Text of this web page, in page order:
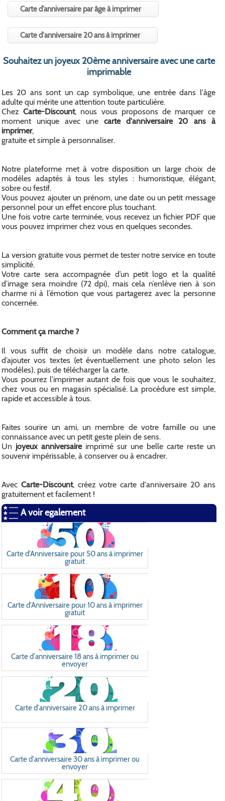
Carte d’anniversaire par âge à imprimer
Carte d'anniversaire 20 ans à imprimer
Souhaitez un joyeux 20ème anniversaire avec une carte
imprimable
Les 20 ans sont un cap symbolique, une entrée dans l'âge
adulte qui mérite une attention toute particulière.
ChezCarte-Discount, nous vous proposons de marquer ce
moment unique avec unecarte d'anniversaire 20 ans à
imprimer,
gratuite et simple à personnaliser.
Notre plateforme met à votre disposition un large choix de
modèles adaptés à tous les styles : humoristique, élégant,
sobre ou festif.
Vous pouvez ajouter un prénom, une date ou un petit message
personnel pour un effet encore plus touchant.
Une fois votre carte terminée, vous recevez un fichier PDF que
vous pouvez imprimer chez vous en quelques secondes.
La version gratuite vous permet de tester notre service en toute
simplicité.
Votre carte sera accompagnée d’un petit logo et la qualité
d’image sera moindre (72 dpi), mais cela n’enlève rien à son
charme ni à l’émotion que vous partagerez avec la personne
concernée.
Comment ça marche ?
Il vous suffit de choisir un modèle dans notre catalogue,
d’ajouter vos textes (et éventuellement une photo selon les
modèles), puis de télécharger la carte.
Vous pourrez l’imprimer autant de fois que vous le souhaitez,
chez vous ou en magasin spécialisé. La procédure est simple,
rapide et accessible à tous.
Faites sourire un ami, un membre de votre famille ou une
connaissance avec un petit geste plein de sens.
Un joyeux anniversaireimprimé sur une belle carte reste un
souvenir impérissable, à conserver ou à encadrer.
Avec Carte-Discount, créez votre carte d'anniversaire 20 ans
gratuitement et facilement !
A voir egalement
Carte d'Anniversaire pour 50 ans à imprimer
gratuit
Carte d'Anniversaire pour 10 ans à imprimer
gratuit
Carte d'anniversaire 18 ans à imprimer ou
envoyer
Carte d'anniversaire 20 ans à imprimer
Carte d'anniversaire 30 ans à imprimer ou
envoyer